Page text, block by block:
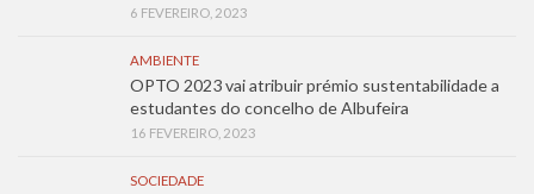
6 FEVEREIRO, 2023
AMBIENTE
OPTO 2023 vai atribuir prémio sustentabilidade a
estudantes do concelho de Albufeira
16 FEVEREIRO, 2023
SOCIEDADE